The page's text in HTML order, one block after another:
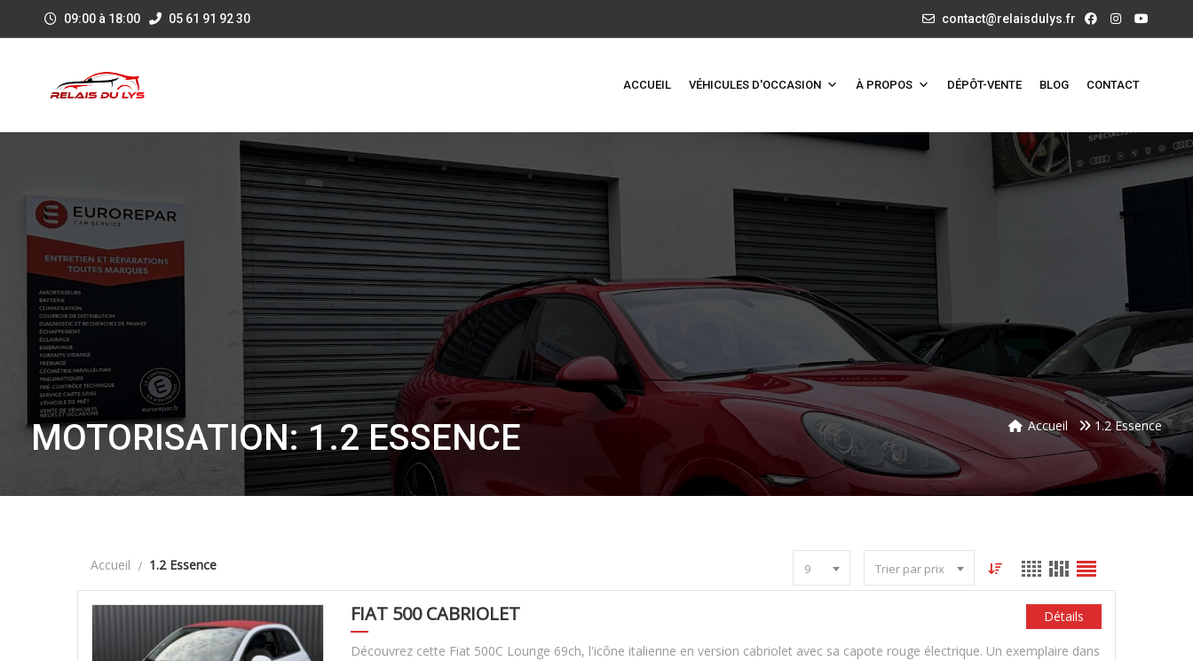
09:00 à 18:00 05 61 91 92 30 contact@relaisdulys.fr
ACCUEIL VÉHICULES D'OCCASION À PROPOS DÉPÔT-VENTE BLOG CONTACT
MOTORISATION: 1.2 ESSENCE Accueil 1.2 Essence
Accueil 1.2 Essence 9 Trier par prix
FIAT 500 CABRIOLET
Découvrez cette Fiat 500C Lounge 69ch, l'icône italienne en version cabriolet avec sa capote rouge électrique. Un exemplaire dans
Détails